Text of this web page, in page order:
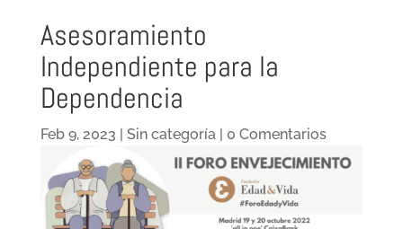
Asesoramiento
Independiente para la
Dependencia
Feb 9, 2023 | Sin categoría| 0 Comentarios